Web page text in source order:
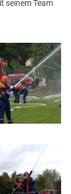
seinem Team